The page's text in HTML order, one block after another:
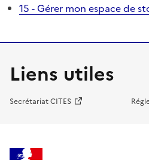
15 - Gérer mon espace de
Liens utiles
Secrétariat CITES